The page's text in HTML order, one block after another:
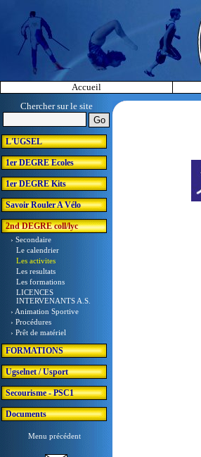
Accueil
Chercher sur le site
L'UGSEL
1er DEGRE Ecoles
1er DEGRE Kits
Savoir Rouler A Vélo
2nd DEGRE coll/lyc
› Secondaire
Le calendrier
Les activites
Les resultats
Les formations
LICENCES
INTERVENANTS A.S.
› Animation Sportive
› Procédures
› Prêt de matériel
FORMATIONS
Ugselnet / Usport
Secourisme - PSC1
Documents
Menu précédent